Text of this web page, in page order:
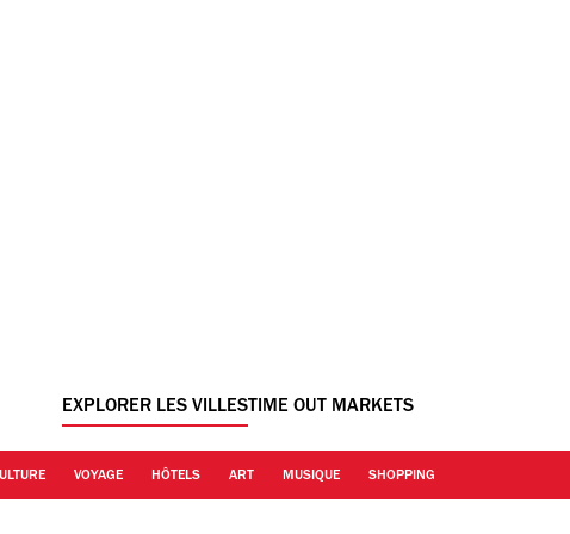
EXPLORER LES VILLESTIME OUT MARKETS
VOYAGE HÔTELS ART MUSIQUE SHOPPING